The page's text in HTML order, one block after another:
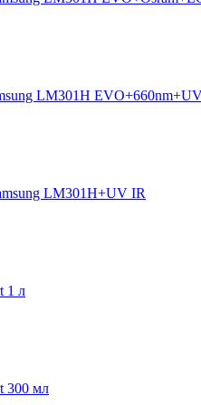
LM301H
LM301H+UV IR
1 л
300 мл